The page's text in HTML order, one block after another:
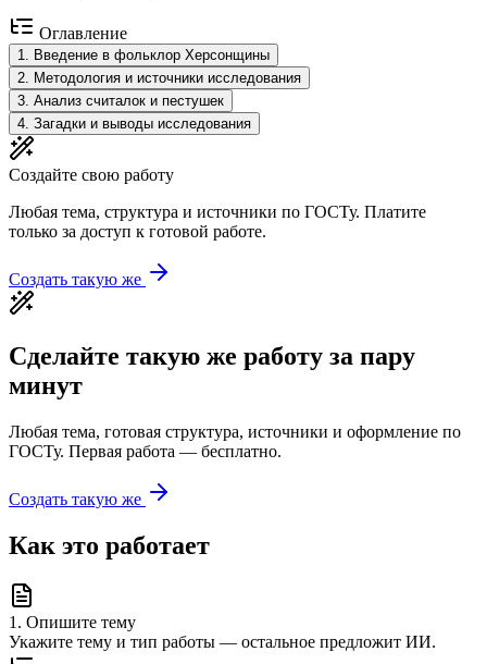
Оглавление
1
Введение в фольклор Херсонщины
2
Методология и источники исследования
3 Анализ считалок и пестушек
4 Загадки и выводы исследования
Создайте свою работу
Любая тема, структура и источники по ГОСТу. Платите
только за доступ к готовой работе.
Создать такую же
Сделайте такую же работу за пару
минут
Любая тема, готовая структура, источники и оформление по
ГОСТу. Первая работа — бесплатно.
Создать такую же
Как это работает
1 . Опишите тему
Укажите тему и тип работы — остальное предложит ИИ.